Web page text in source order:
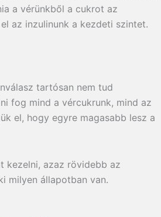
a vérünkből a cukrot az
az inzulinunk a kezdeti szintet.
tartósan nem tud
fog mind a vércukrunk, mind az
el, hogy egyre magasabb lesz a
kezelni, azaz rövidebb az
milyen állapotban van.